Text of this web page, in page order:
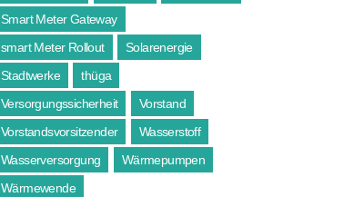
Smart Meter Gateway
smart Meter Rollout
Solarenergie
Stadtwerke
thüga
Versorgungssicherheit
Vorstand
Vorstandsvorsitzender
Wasserstoff
Wasserversorgung
Wärmepumpen
Wärmewende